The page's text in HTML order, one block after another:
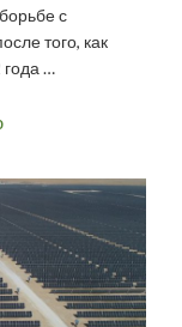
с
того, как
года …